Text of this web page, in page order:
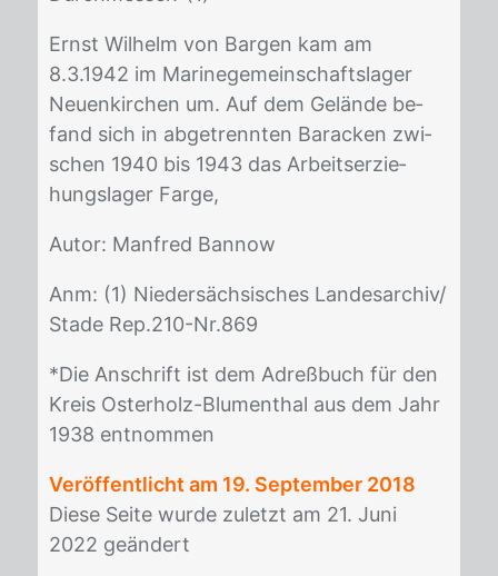
Ernst Wil­helm von Bar­gen kam am
8.3.1942 im Ma­ri­ne­ge­mein­schafts­la­ger
Neu­en­kir­chen um. Auf dem Ge­län­de be­
fand sich in ab­ge­trenn­ten Ba­ra­cken zwi­
schen 1940 bis 1943 das Ar­beits­er­zie­
hungs­la­ger Far­ge,
Au­tor: Man­fred Ban­now
Anm: (1) Nie­der­säch­si­sches Lan­des­ar­chiv/​
Sta­de Rep.210-Nr.869
*Die An­schrift ist dem Adreß­buch für den
Kreis Os­ter­holz-Blu­men­thal aus dem Jahr
1938 ent­nom­men
Veröffentlicht am 19. September 2018
Diese Seite wurde zuletzt am 21. Juni
2022 geändert